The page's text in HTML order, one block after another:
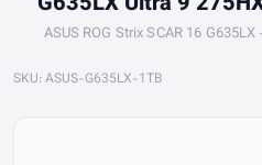
ASUS ROG Strix SCAR 16
SKU: ASUS-G635LX-1TB